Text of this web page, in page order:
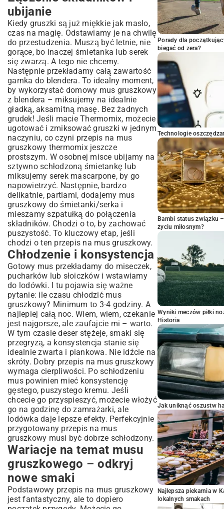
ubijanie
Kiedy gruszki są już miękkie jak masło,
czas na magię. Odstawiamy je na chwilę
do przestudzenia. Muszą być letnie, nie
gorące, bo inaczej śmietanka lub serek
się zwarzą. A tego nie chcemy.
Następnie przekładamy całą zawartość
garnka do blendera. To idealny moment,
by wykorzystać domowy mus gruszkowy
z blendera – miksujemy na idealnie
gładką, aksamitną masę. Bez żadnych
grudek! Jeśli macie Thermomix, możecie
ugotować i zmiksować gruszki w jednym
naczyniu, co czyni przepis na mus
gruszkowy thermomix jeszcze
prostszym. W osobnej misce ubijamy na
sztywno schłodzoną śmietankę lub
miksujemy serek mascarpone, by go
napowietrzyć. Następnie, bardzo
delikatnie, partiami, dodajemy mus
gruszkowy do śmietanki/serka i
mieszamy szpatułką do połączenia
składników. Chodzi o to, by zachować
puszystość. To kluczowy etap, jeśli
chodzi o ten przepis na mus gruszkowy.
Chłodzenie i konsystencja
Gotowy mus przekładamy do miseczek,
pucharków lub słoiczków i wstawiamy
do lodówki. I tu pojawia się ważne
pytanie: ile czasu chłodzić mus
gruszkowy? Minimum to 3-4 godziny. A
najlepiej całą noc. Wiem, wiem, czekanie
jest najgorsze, ale zaufajcie mi – warto.
W tym czasie deser stężeje, smaki się
przegryzą, a konsystencja stanie się
idealnie zwarta i piankowa. Nie idźcie na
skróty. Dobry przepis na mus gruszkowy
wymaga cierpliwości. Po schłodzeniu
mus powinien mieć konsystencję
gęstego, puszystego kremu. Jeśli
chcecie go przyspieszyć, możecie włożyć
go na godzinę do zamrażarki, ale
lodówka daje lepsze efekty. Perfekcyjnie
przygotowany przepis na mus
gruszkowy musi być dobrze schłodzony.
Wariacje na temat musu
gruszkowego – odkryj
nowe smaki
Podstawowy przepis na mus gruszkowy
jest fantastyczny, ale to dopiero
Porady dla
biegać od zera?
Technologie
Bambi status związku
życiu miłosnym?
Wyniki meczów piłki
Historia
Jak uniknąć oszustw
Najlepsza piekarnia w
lokalnych smakach